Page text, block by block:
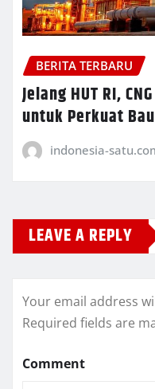
BERITA TERBARU
Jelang HUT RI,
untuk Perkuat
indonesia-
LEAVE A REPLY
Your email address
Required fields are
Comment